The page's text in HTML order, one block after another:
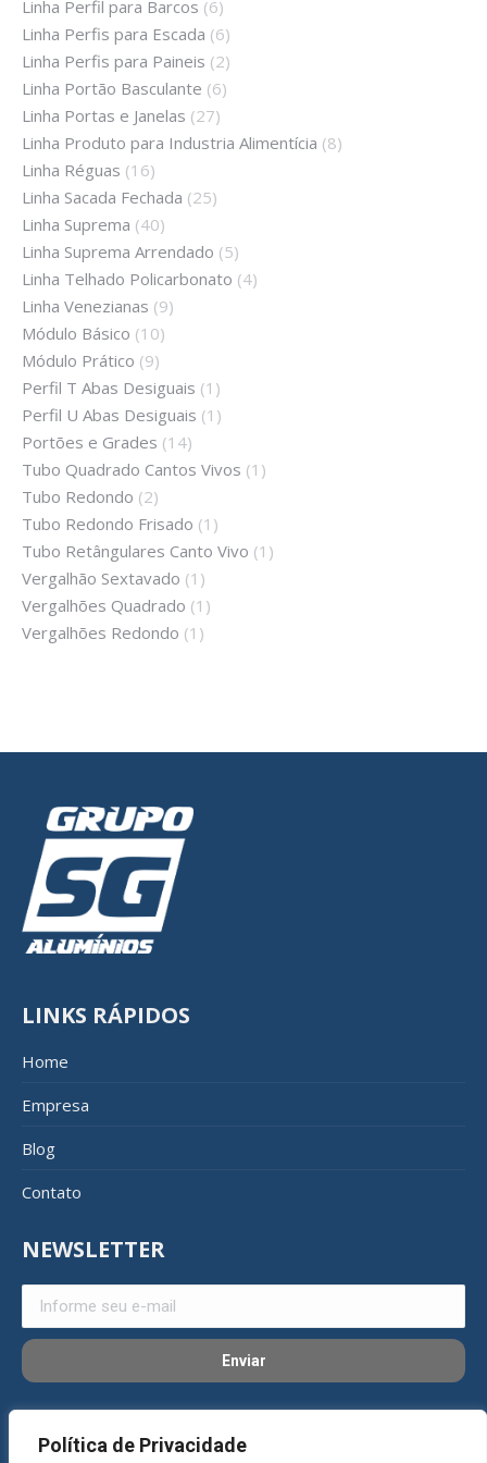
Política de Privacidade
Linha Perfil para Barcos (6)
Linha Perfis para Escada (6)
Linha Perfis para Paineis (2)
Linha Portão Basculante (6)
Linha Portas e Janelas (27)
Linha Produto para Industria Alimentícia (8)
Linha Réguas (16)
Linha Sacada Fechada (25)
Linha Suprema (40)
Linha Suprema Arrendado (5)
Linha Telhado Policarbonato (4)
Linha Venezianas (9)
Módulo Básico (10)
Módulo Prático (9)
Perfil T Abas Desiguais (1)
Perfil U Abas Desiguais (1)
Portões e Grades (14)
Tubo Quadrado Cantos Vivos (1)
Tubo Redondo (2)
Tubo Redondo Frisado (1)
Tubo Retângulares Canto Vivo (1)
Vergalhão Sextavado (1)
Vergalhões Quadrado (1)
Vergalhões Redondo (1)
LINKS RÁPIDOS
Home
Empresa
Blog
Contato
NEWSLETTER
REDES SOCIAIS